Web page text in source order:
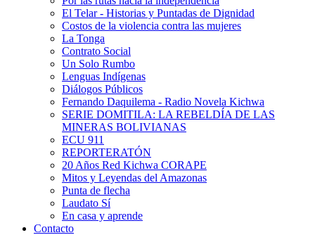
El Telar - Historias y Puntadas de Dignidad
Costos de la violencia contra las mujeres
La Tonga
Contrato Social
Un Solo Rumbo
Lenguas Indígenas
Diálogos Públicos
Fernando Daquilema - Radio Novela Kichwa
SERIE DOMITILA: LA REBELDÍA DE LAS
MINERAS BOLIVIANAS
ECU 911
REPORTERATÓN
20 Años Red Kichwa CORAPE
Mitos y Leyendas del Amazonas
Punta de flecha
Laudato Sí
En casa y aprende
Contacto